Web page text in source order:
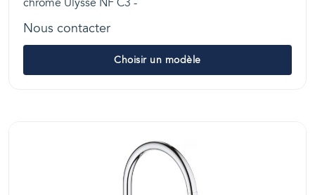
Nous contacter
Choisir un modèle